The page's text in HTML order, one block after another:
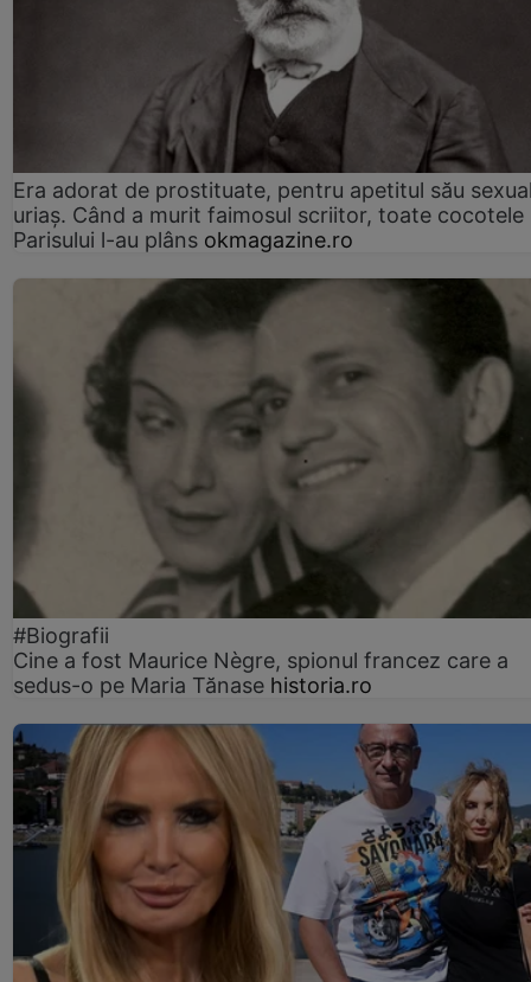
Era adorat de prostituate, pentru apetitul său
uriaș. Când a murit faimosul scriitor, toate cocotele
Parisului l-au plâns okmagazine.ro
#Biografii
Cine a fost Maurice Nègre, spionul francez care a
sedus-o pe Maria Tănase historia.ro